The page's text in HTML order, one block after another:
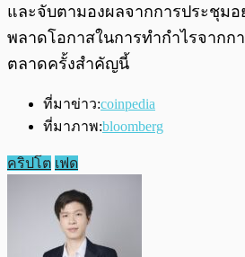
และจับตามองผลจากการประชุมอ
พลาดโอกาสในการทำกำไรจากก
ตลาดครั้งสำคัญนี้
ที่มาข่าว:coinpedia
ที่มาภาพ:bloomberg
คริปโต เฟด